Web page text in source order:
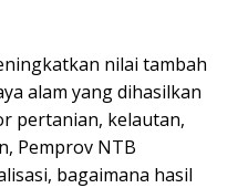
nilai tambah
alam yang dihasilkan
pertanian, kelautan,
Pemprov NTB
bagaimana hasil